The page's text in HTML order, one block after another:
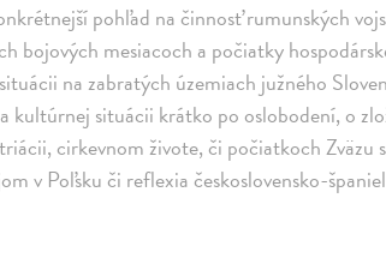
pohľad na činnosť rumunských
bojových mesiacoch a počiatky
na zabratých územiach južného
kultúrnej situácii krátko po oslobodení, o
cirkevnom živote, či počiatkoch Zväzu
v Poľsku či reflexia československo-